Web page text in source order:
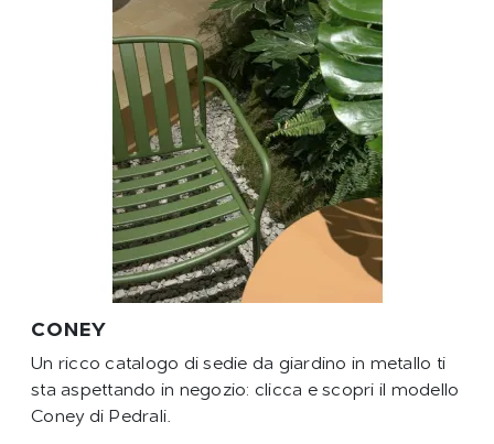
CONEY
Un ricco catalogo di sedie da giardino in metallo ti
sta aspettando in negozio: clicca e scopri il modello
Coney di Pedrali.